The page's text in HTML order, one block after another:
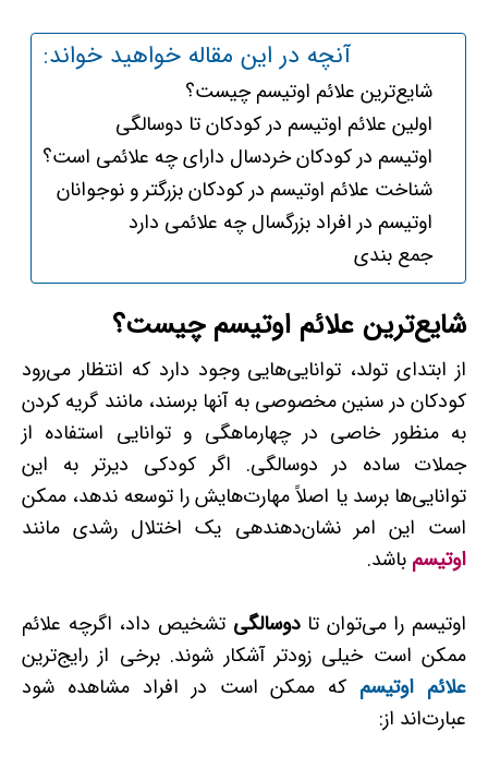
آنچه در این مقاله خواهید خواند:
شایع‌ترین علائم اوتیسم چیست؟
اولین علائم اوتیسم در کودکان تا دوسالگی
اوتیسم در کودکان خردسال دارای چه علائمی است؟
شناخت علائم اوتیسم در کودکان بزرگتر و نوجوانان
اوتیسم در افراد بزرگسال چه علائمی دارد
جمع بندی
شایع‌ترین علائم اوتیسم چیست؟
از ابتدای تولد، توانایی‌هایی وجود دارد که انتظار می‌رود
کودکان در سنین مخصوصی به آنها برسند، مانند گریه کردن
به‌ منظور خاصی در چهارماهگی و توانایی استفاده از
جملات ساده در دوسالگی. اگر کودکی دیرتر به این
توانایی‌ها برسد یا اصلاً مهارت‌هایش را توسعه ندهد، ممکن
است این امر نشان‌دهنده­ی یک اختلال رشدی مانند
اوتیسم باشد.
اوتیسم را می‌توان تادوسالگی تشخیص داد، اگرچه علائم
ممکن است خیلی زودتر آشکار شوند. برخی از رایج‌ترین
علائم اوتیسم که ممکن است در افراد مشاهده شود
عبارت‌اند از: